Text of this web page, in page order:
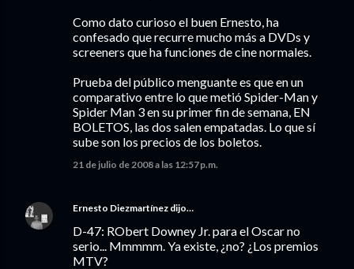
Como dato curioso el buen Ernesto, ha
confesado que recurre mucho más a DVDs y
screeners que ha funciones de cine normales.
Prueba del público menguante es que en un
comparativo entre lo que metió Spider-Man y
Spider Man 3 en su primer fin de semana, EN
BOLETOS, las dos salen empatadas. Lo que sí
sube son los precios de los boletos.
21 de julio de 2008 a las 12:57 p.m.
Ernesto Diezmartínez dijo…
D-47: RObert Downey Jr. para el Oscar no
serio... Mmmmm. Ya existe, ¿no? ¿Los premios
MTV?